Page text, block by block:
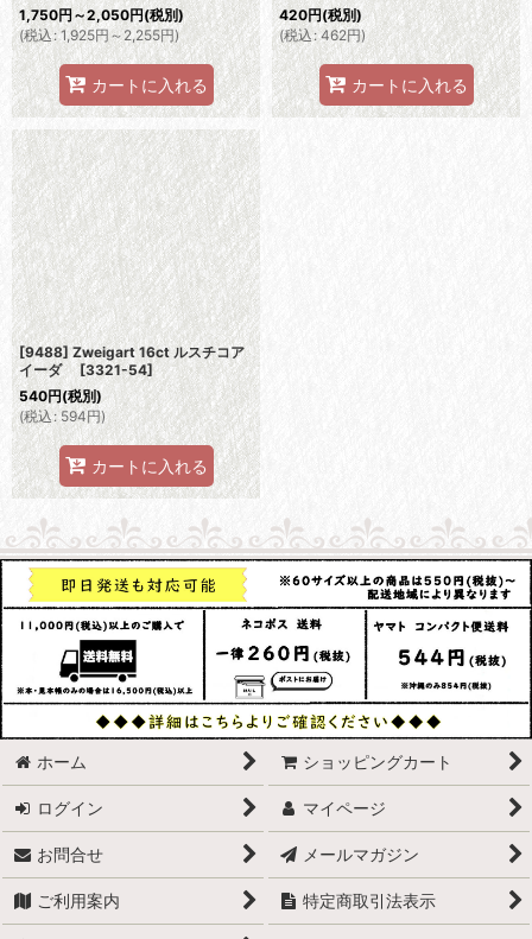
1,750円～2,050円(税別)
(税込: 1,925円 ～2,255円)
カートに入れる
420円(税別)
(税込: 462円)
カートに入れる
[9488] Zweigart 16ct ルスチコア
イーダ [3321-54]
540円(税別)
(税込: 594円)
カートに入れる
ホーム ショッピングカート
ログイン マイページ
お問合せ メールマガジン
ご利用案内 特定商取引法表示